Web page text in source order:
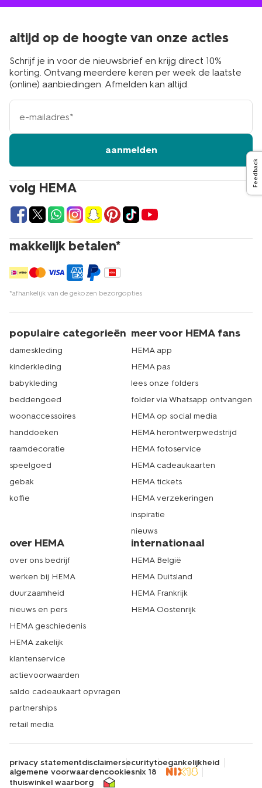
volg HEMA
makkelijk betalen*
*afhankelijk van de gekozen bezorgopties
altijd op de hoogte van onze acties
Schrijf je in voor de nieuwsbrief en krijg direct 10%
korting. Ontvang meerdere keren per week de laatste
(online) aanbiedingen. Afmelden kan altijd.
e-
mailadres
aanmelden
populaire categorieën
dameskleding
kinderkleding
babykleding
beddengoed
woonaccessoires
handdoeken
raamdecoratie
speelgoed
gebak
koffie
meer voor HEMA fans
HEMA app
HEMA pas
lees onze folders
folder via Whatsapp ontvangen
HEMA op social media
HEMA herontwerpwedstrijd
HEMA fotoservice
HEMA cadeaukaarten
HEMA tickets
HEMA verzekeringen
inspiratie
nieuws
over HEMA
over ons bedrijf
werken bij HEMA
duurzaamheid
nieuws en pers
HEMA geschiedenis
HEMA zakelijk
klantenservice
actievoorwaarden
saldo cadeaukaart opvragen
partnerships
retail media
internationaal
HEMA België
HEMA Duitsland
HEMA Frankrijk
HEMA Oostenrijk
privacy statementdisclaimersecuritytoegankelijkheid
algemene voorwaardencookiesnix 18
thuiswinkel waarborg
Feedback